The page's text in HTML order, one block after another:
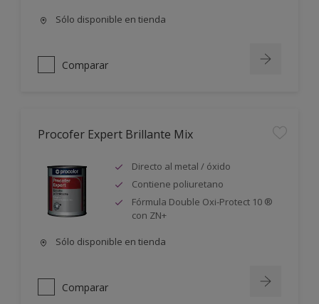
Sólo disponible en tienda
Comparar
Procofer Expert Brillante Mix
Directo al metal / óxido
Contiene poliuretano
Fórmula Double Oxi-Protect 10 ®
con ZN+
Sólo disponible en tienda
Comparar